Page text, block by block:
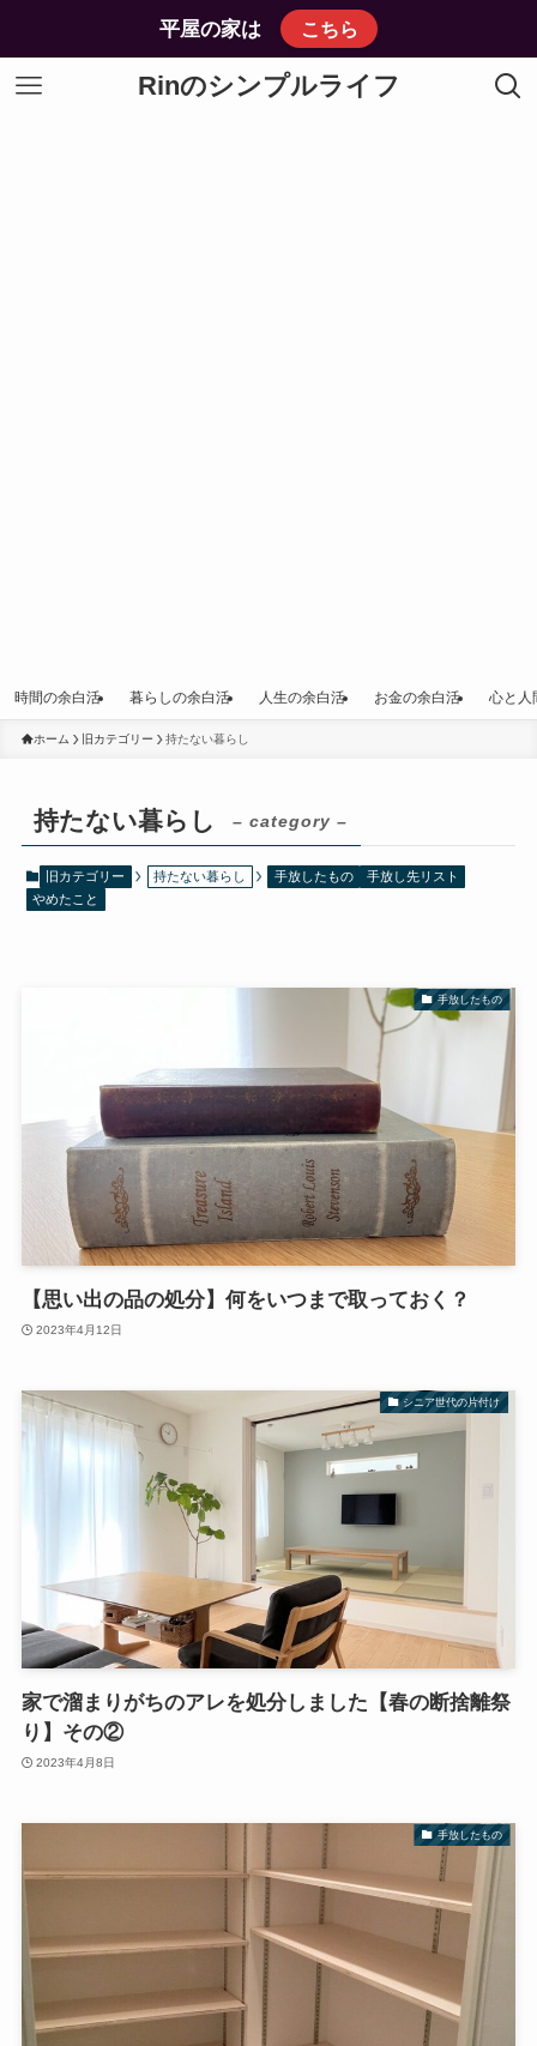
平屋の家は こちら
Rinのシンプルライフ
時間の余白活 暮らしの余白活 人生の余白活 お金の余白活 心と人
ホーム 旧カテゴリー 持たない暮らし
持たない暮らし – category –
旧カテゴリー 持たない暮らし 手放したもの
手放し先リスト
やめたこと
手放したもの
【思い出の品の処分】何をいつまで取っておく？
2023年4月12日
シニア世代の片付け
家で溜まりがちのアレを処分しました【春の断捨離祭
り】その②
2023年4月8日
手放したもの